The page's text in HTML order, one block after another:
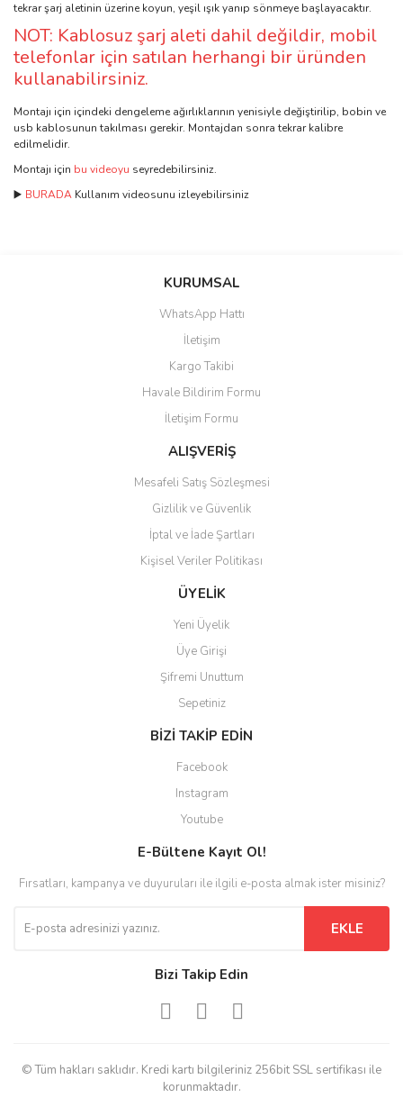
tekrar şarj aletinin üzerine koyun, yeşil ışık yanıp sönmeye başlayacaktır.
NOT: Kablosuz şarj aleti dahil değildir, mobil
telefonlar için satılan herhangi bir üründen
kullanabilirsiniz.
Montajı için içindeki dengeleme ağırlıklarının yenisiyle değiştirilip, bobin ve
usb kablosunun takılması gerekir. Montajdan sonra tekrar kalibre
edilmelidir.
Montajı için bu videoyu seyredebilirsiniz.
▶️ BURADA Kullanım videosunu izleyebilirsiniz
Bu ürüne ilk yorumu siz yapın!
Yorum Yaz
Ürün resmi kalitesiz, bozuk veya görüntülenemiyor.
Ürün açıklamasında eksik bilgiler bulunuyor.
Ürün bilgilerinde hatalar bulunuyor.
Ürün fiyatı diğer sitelerden daha pahalı.
Bu ürüne benzer farklı alternatifler olmalı.
Gönder
KURUMSAL
WhatsApp Hattı
İletişim
Kargo Takibi
Havale Bildirim Formu
İletişim Formu
ALIŞVERİŞ
Mesafeli Satış Sözleşmesi
Gizlilik ve Güvenlik
İptal ve İade Şartları
Kişisel Veriler Politikası
ÜYELİK
Yeni Üyelik
Üye Girişi
Şifremi Unuttum
Sepetiniz
BİZİ TAKİP EDİN
Facebook
Instagram
Youtube
E-Bültene Kayıt Ol!
Fırsatları, kampanya ve duyuruları ile ilgili e-posta almak ister misiniz?
EKLE
Bizi Takip Edin
© Tüm hakları saklıdır. Kredi kartı bilgileriniz 256bit SSL sertifikası ile
korunmaktadır.